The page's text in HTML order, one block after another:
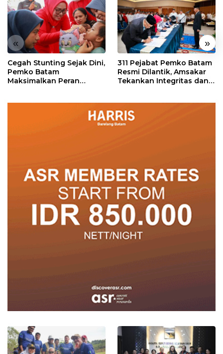
« »
Cegah Stunting Sejak Dini,
Pemko Batam
Maksimalkan Peran
311 Pejabat Pemko Batam
Resmi Dilantik, Amsakar
Tekankan Integritas dan